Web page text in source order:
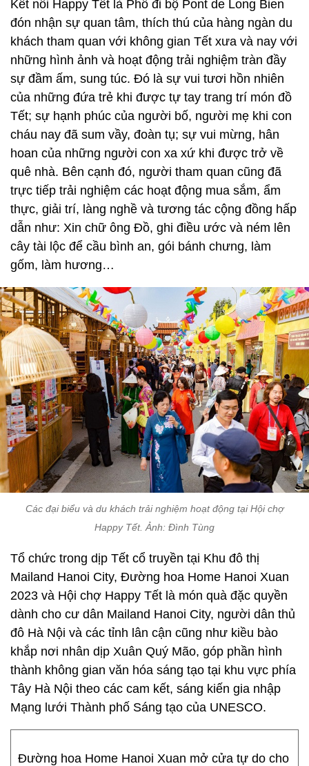
Kết nối Happy Tết là Phố đi bộ Pont de Long Bien
đón nhận sự quan tâm, thích thú của hàng ngàn du
khách tham quan với không gian Tết xưa và nay với
những hình ảnh và hoạt động trải nghiệm tràn đầy
sự đầm ấm, sung túc. Đó là sự vui tươi hồn nhiên
của những đứa trẻ khi được tự tay trang trí món đồ
Tết; sự hạnh phúc của người bố, người mẹ khi con
cháu nay đã sum vầy, đoàn tụ; sự vui mừng, hân
hoan của những người con xa xứ khi được trở về
quê nhà. Bên cạnh đó, người tham quan cũng đã
trực tiếp trải nghiệm các hoạt động mua sắm, ẩm
thực, giải trí, làng nghề và tương tác cộng đồng hấp
dẫn như: Xin chữ ông Đồ, ghi điều ước và ném lên
cây tài lộc để cầu bình an, gói bánh chưng, làm
gốm, làm hương…
Các đại biểu và du khách trải nghiệm hoạt động tại Hội chợ
Happy Tết. Ảnh: Đình Tùng
Tổ chức trong dịp Tết cổ truyền tại Khu đô thị
Mailand Hanoi City, Đường hoa Home Hanoi Xuan
2023 và Hội chợ Happy Tết là món quà đặc quyền
dành cho cư dân Mailand Hanoi City, người dân thủ
đô Hà Nội và các tỉnh lân cận cũng như kiều bào
khắp nơi nhân dịp Xuân Quý Mão, góp phần hình
thành không gian văn hóa sáng tạo tại khu vực phía
Tây Hà Nội theo các cam kết, sáng kiến gia nhập
Mạng lưới Thành phố Sáng tạo của UNESCO.
Đường hoa Home Hanoi Xuan mở cửa tự do cho